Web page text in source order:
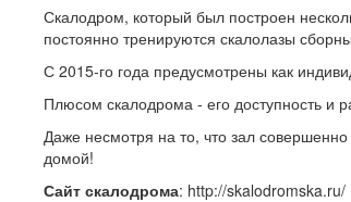
Скалодром, который был построен
постоянно тренируются скалолазы
С 2015-го года предусмотрены как
Плюсом скалодрома - его доступность и
Даже несмотря на то, что зал
домой!
Сайт скалодрома: http://skalodromska.ru/